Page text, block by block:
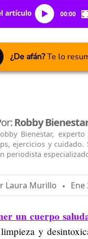
artículo 00:00
¿De afán?Te lo
Robby
Bienestar,
ejercicios y
periodista
Laura Murillo Ene
un cuerpo
y